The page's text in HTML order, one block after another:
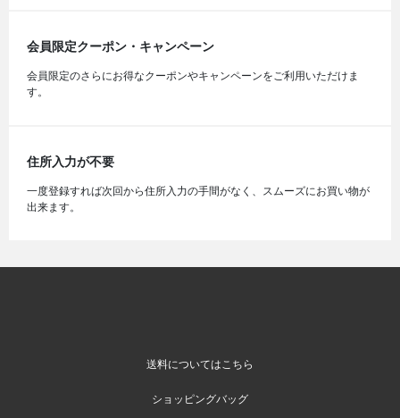
会員限定クーポン・キャンペーン
会員限定のさらにお得なクーポンやキャンペーンをご利用いただけま
す。
住所入力が不要
一度登録すれば次回から住所入力の手間がなく、スムーズにお買い物が
出来ます。
送料についてはこちら
ショッピングバッグ